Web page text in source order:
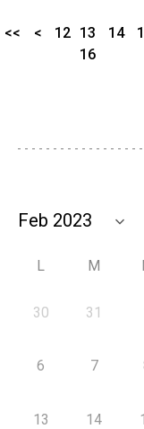
<< < 12 13 14
16
L M
30 31
6 7
13 14